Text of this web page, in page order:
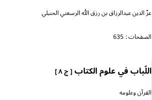
عزّ الدين عبدالرزاق بن رزق الله الرسعني الحنبلي
الصفحات : 635
اللّباب في علوم الكتاب[ ج ٨ ]
القرآن وعلومه